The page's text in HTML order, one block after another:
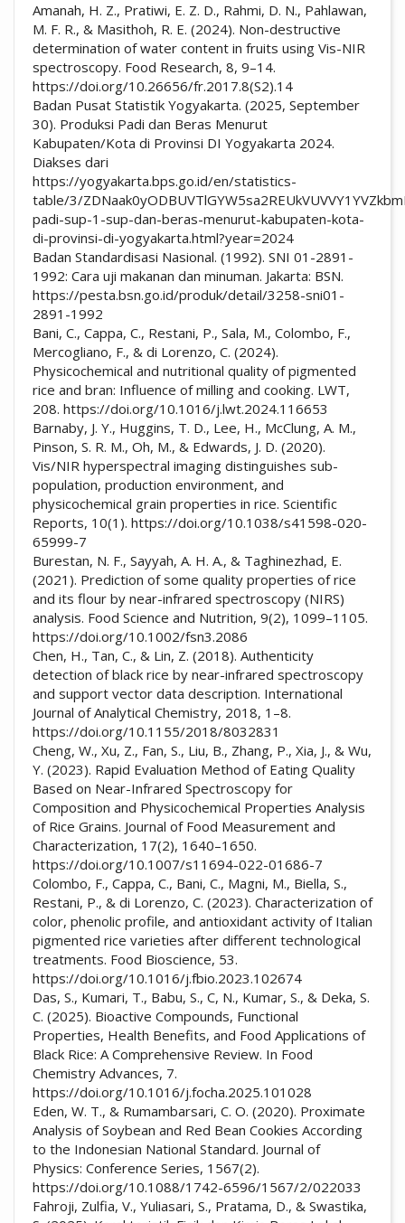
Amanah, H. Z., Pratiwi, E. Z. D., Rahmi, D. N., Pahlawan,
M. F. R., & Masithoh, R. E. (2024). Non-destructive
determination of water content in fruits using Vis-NIR
spectroscopy. Food Research, 8, 9–14.
https://doi.org/10.26656/fr.2017.8(S2).14
Badan Pusat Statistik Yogyakarta. (2025, September
30). Produksi Padi dan Beras Menurut
Kabupaten/Kota di Provinsi DI Yogyakarta 2024.
Diakses dari
https://yogyakarta.bps.go.id/en/statistics-
table/3/
padi-sup-1-sup-dan-beras-menurut-kabupaten-kota-
di-provinsi-di-yogyakarta.html?year=2024
Badan Standardisasi Nasional. (1992). SNI 01-2891-
1992: Cara uji makanan dan minuman. Jakarta: BSN.
https://pesta.bsn.go.id/produk/detail/3258-sni01-
2891-1992
Bani, C., Cappa, C., Restani, P., Sala, M., Colombo, F.,
Mercogliano, F., & di Lorenzo, C. (2024).
Physicochemical and nutritional quality of pigmented
rice and bran: Influence of milling and cooking. LWT,
208. https://doi.org/10.1016/j.lwt.2024.116653
Barnaby, J. Y., Huggins, T. D., Lee, H., McClung, A. M.,
Pinson, S. R. M., Oh, M., & Edwards, J. D. (2020).
Vis/NIR hyperspectral imaging distinguishes sub-
population, production environment, and
physicochemical grain properties in rice. Scientific
Reports, 10(1). https://doi.org/10.1038/s41598-020-
65999-7
Burestan, N. F., Sayyah, A. H. A., & Taghinezhad, E.
(2021). Prediction of some quality properties of rice
and its flour by near-infrared spectroscopy (NIRS)
analysis. Food Science and Nutrition, 9(2), 1099–1105.
https://doi.org/10.1002/fsn3.2086
Chen, H., Tan, C., & Lin, Z. (2018). Authenticity
detection of black rice by near-infrared spectroscopy
and support vector data description. International
Journal of Analytical Chemistry, 2018, 1–8.
https://doi.org/10.1155/2018/8032831
Cheng, W., Xu, Z., Fan, S., Liu, B., Zhang, P., Xia, J., & Wu,
Y. (2023). Rapid Evaluation Method of Eating Quality
Based on Near-Infrared Spectroscopy for
Composition and Physicochemical Properties Analysis
of Rice Grains. Journal of Food Measurement and
Characterization, 17(2), 1640–1650.
https://doi.org/10.1007/s11694-022-01686-7
Colombo, F., Cappa, C., Bani, C., Magni, M., Biella, S.,
Restani, P., & di Lorenzo, C. (2023). Characterization of
color, phenolic profile, and antioxidant activity of Italian
pigmented rice varieties after different technological
treatments. Food Bioscience, 53.
https://doi.org/10.1016/j.fbio.2023.102674
Das, S., Kumari, T., Babu, S., C, N., Kumar, S., & Deka, S.
C. (2025). Bioactive Compounds, Functional
Properties, Health Benefits, and Food Applications of
Black Rice: A Comprehensive Review. In Food
Chemistry Advances, 7.
https://doi.org/10.1016/j.focha.2025.101028
Eden, W. T., & Rumambarsari, C. O. (2020). Proximate
Analysis of Soybean and Red Bean Cookies According
to the Indonesian National Standard. Journal of
Physics: Conference Series, 1567(2).
https://doi.org/10.1088/1742-6596/1567/2/022033
Fahroji, Zulfia, V., Yuliasari, S., Pratama, D., & Swastika,